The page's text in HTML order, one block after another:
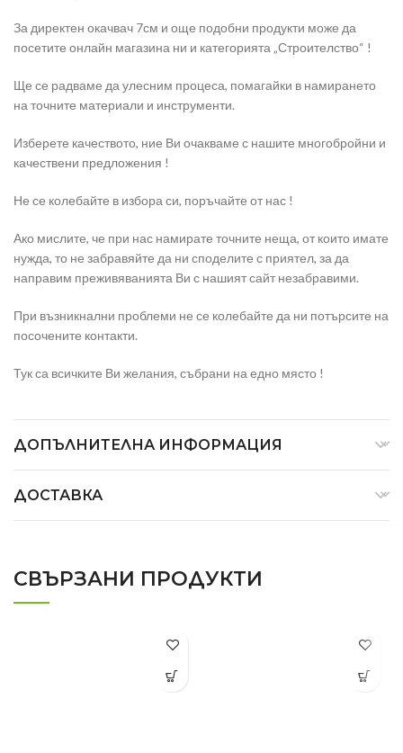
За директен окачвач 7см и още подобни продукти може да
посетите онлайн магазина ни и категорията „Строителство“ !
Ще се радваме да улесним процеса, помагайки в намирането
на точните материали и инструменти.
Изберете качеството, ние Ви очакваме с нашите многобройни и
качествени предложения !
Не се колебайте в избора си, поръчайте от нас !
Ако мислите, че при нас намирате точните неща, от които имате
нужда, то не забравяйте да ни споделите с приятел, за да
направим преживяванията Ви с нашият сайт незабравими.
При възникнални проблеми не се колебайте да ни потърсите на
посочените контакти.
Тук са всичките Ви желания, събрани на едно място !
ДОПЪЛНИТЕЛНА ИНФОРМАЦИЯ
ДОСТАВКА
СВЪРЗАНИ ПРОДУКТИ